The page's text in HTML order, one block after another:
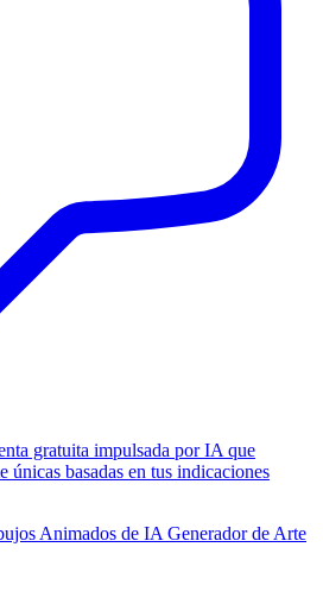
gratuita impulsada por IA que
únicas basadas en tus indicaciones
Animados de IA Generador de Arte